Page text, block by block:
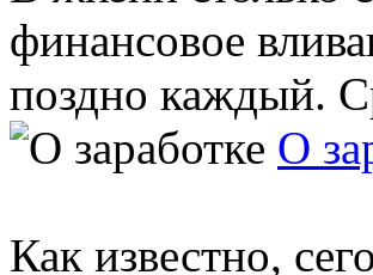
финансовое
поздно каждый.
О
Как известно,